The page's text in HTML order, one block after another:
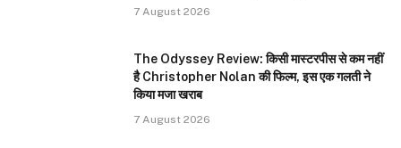
7 August 2026
The Odyssey Review: किसी मास्टरपीस से कम नहीं
है Christopher Nolan की फिल्म, इस एक गलती ने
किया मजा खराब
7 August 2026